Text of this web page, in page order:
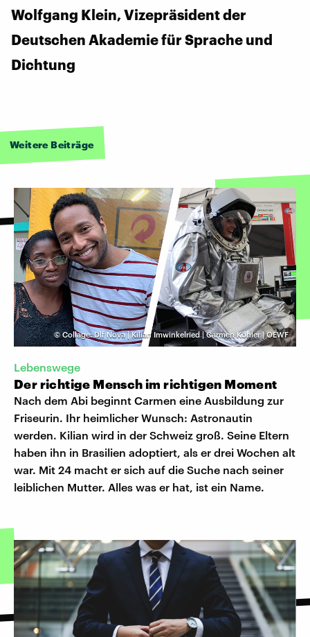
Wolfgang Klein, Vizepräsident der
Deutschen Akademie für Sprache und
Dichtung
Weitere Beiträge
©Collage: Dlf Nova | Kilian Imwinkelried | Carmen Köhler | OEWF
Lebenswege
Der richtige Mensch im richtigen Moment
Nach dem Abi beginnt Carmen eine Ausbildung zur
Friseurin. Ihr heimlicher Wunsch: Astronautin
werden. Kilian wird in der Schweiz groß. Seine Eltern
haben ihn in Brasilien adoptiert, als er drei Wochen alt
war. Mit 24 macht er sich auf die Suche nach seiner
leiblichen Mutter. Alles was er hat, ist ein Name.